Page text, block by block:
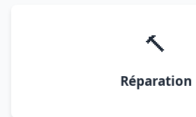
🔨
Réparation